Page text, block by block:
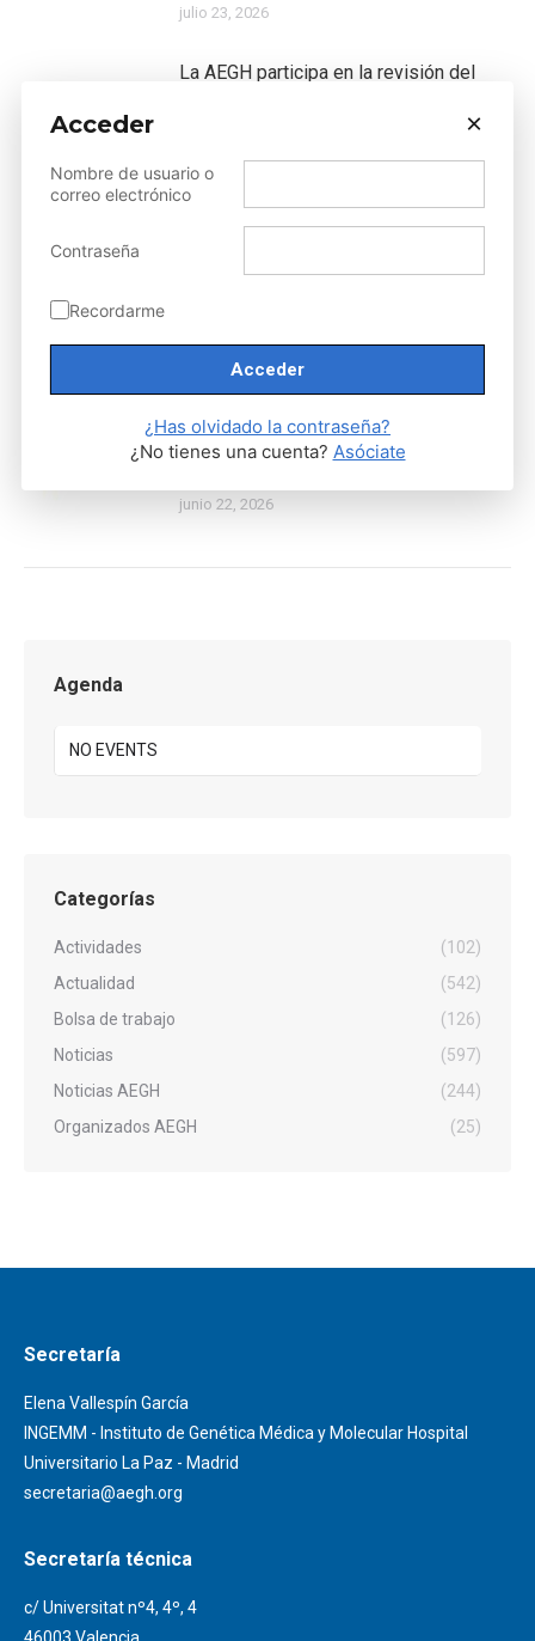
julio 23, 2026
La AEGH participa en la revisión del
julio 13, 2026
cumplir con el objetivo de integrar la
junio 30, 2026
Recordatorio de la Comisión de Ética
de la AEGH
junio 22, 2026
Agenda
NO EVENTS
Categorías
Actividades
(102)
Actualidad
(542)
Bolsa de trabajo
(126)
Noticias
(597)
Noticias AEGH
(244)
Organizados AEGH
(25)
Secretaría
Elena Vallespín García
INGEMM - Instituto de Genética Médica y Molecular Hospital
Universitario La Paz - Madrid
secretaria@aegh.org
Secretaría técnica
c/ Universitat nº4, 4º, 4
Acceder ×
Nombre de usuario o
correo electrónico
Contraseña
Recordarme
¿Has olvidado la contraseña?
¿No tienes una cuenta? Asóciate